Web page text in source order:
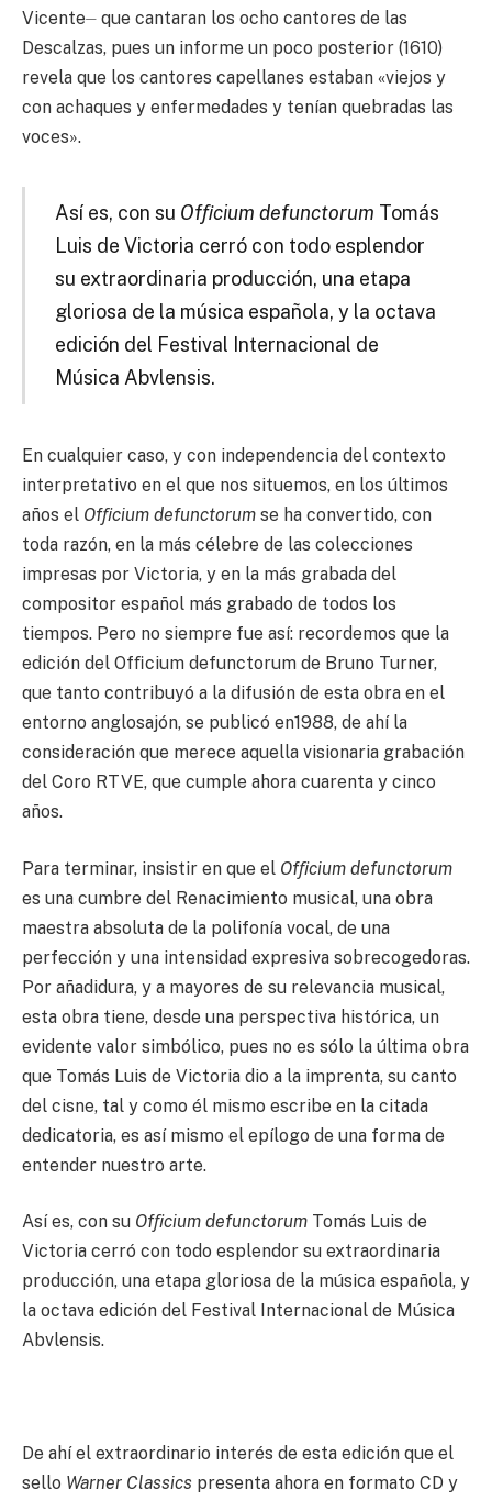
Vicente⏤ que cantaran los ocho cantores de las
Descalzas, pues un informe un poco posterior (1610)
revela que los cantores capellanes estaban «viejos y
con achaques y enfermedades y tenían quebradas las
voces».
Así es, con su Ofﬁcium defunctorum Tomás
Luis de Victoria cerró con todo esplendor
su extraordinaria producción, una etapa
gloriosa de la música española, y la octava
edición del Festival Internacional de
Música Abvlensis.
En cualquier caso, y con independencia del contexto
interpretativo en el que nos situemos, en los últimos
años el Ofﬁcium defunctorum se ha convertido, con
toda razón, en la más célebre de las colecciones
impresas por Victoria, y en la más grabada del
compositor español más grabado de todos los
tiempos. Pero no siempre fue así: recordemos que la
edición del Ofﬁcium defunctorum de Bruno Turner,
que tanto contribuyó a la difusión de esta obra en el
entorno anglosajón, se publicó en1988, de ahí la
consideración que merece aquella visionaria grabación
del Coro RTVE, que cumple ahora cuarenta y cinco
años.
Para terminar, insistir en que el Ofﬁcium defunctorum
es una cumbre del Renacimiento musical, una obra
maestra absoluta de la polifonía vocal, de una
perfección y una intensidad expresiva sobrecogedoras.
Por añadidura, y a mayores de su relevancia musical,
esta obra tiene, desde una perspectiva histórica, un
evidente valor simbólico, pues no es sólo la última obra
que Tomás Luis de Victoria dio a la imprenta, su canto
del cisne, tal y como él mismo escribe en la citada
dedicatoria, es así mismo el epílogo de una forma de
entender nuestro arte.
Así es, con su Ofﬁcium defunctorum Tomás Luis de
Victoria cerró con todo esplendor su extraordinaria
producción, una etapa gloriosa de la música española, y
la octava edición del Festival Internacional de Música
Abvlensis.
De ahí el extraordinario interés de esta edición que el
sello Warner Classics presenta ahora en formato CD y